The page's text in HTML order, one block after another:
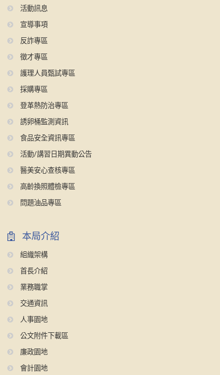
活動訊息
宣導事項
反詐專區
徵才專區
護理人員甄試專區
採購專區
登革熱防治專區
誘卵桶監測資訊
食品安全資訊專區
活動/講習日期異動公告
醫美安心查核專區
高齡換照體檢專區
問題油品專區
本局介紹
組織架構
首長介紹
業務職掌
交通資訊
人事園地
公文附件下載區
廉政園地
會計園地